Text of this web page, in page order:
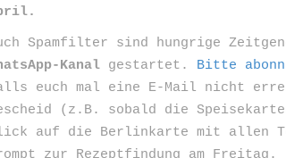
Spamfilter sind hungrige
Kanal gestartet. Bitte
euch mal eine E-Mail nicht
(z.B. sobald die
auf die Berlinkarte mit allen
zur Rezeptfindung am Freitag.